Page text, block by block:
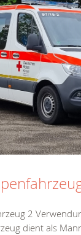
2
dient als